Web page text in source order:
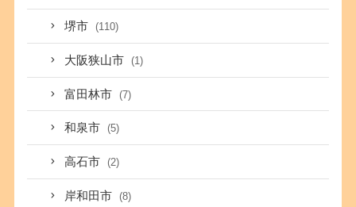
堺市 (110)
大阪狭山市 (1)
富田林市 (7)
和泉市 (5)
高石市 (2)
岸和田市 (8)